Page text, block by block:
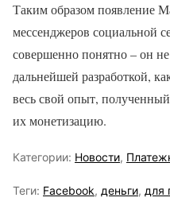
Таким образом появление
мессенджеров социальной
совершенно понятно – он
дальнейшей разработкой,
весь свой опыт,
их монетизацию.
Категории: Новости,
Теги: Facebook, деньги, для